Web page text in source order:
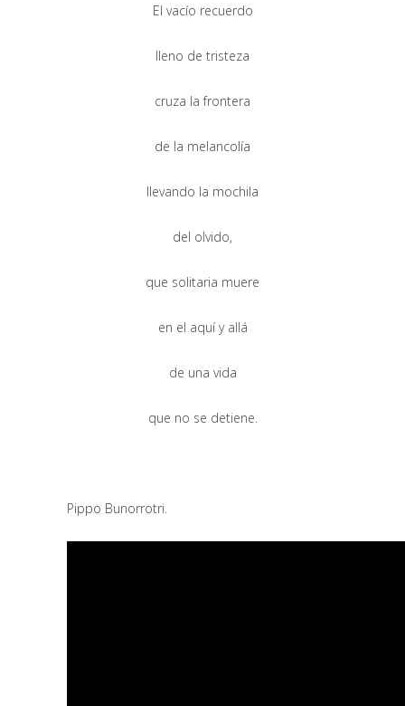
El vacío recuerdo
lleno de tristeza
cruza la frontera
de la melancolía
llevando la mochila
del olvido,
que solitaria muere
en el aquí y allá
de una vida
que no se detiene.
Pippo Bunorrotri.